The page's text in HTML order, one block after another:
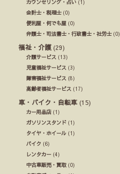
カウンセリング・占い (1)
会計士・税理士(0)
便利屋・何でも屋 (0)
弁護士・司法書士・行政書士・社労士(0)
福祉・介護(29)
介護サービス (13)
児童福祉サービス (3)
障害福祉サービス (8)
高齢者福祉サービス (17)
車・バイク・自転車 (15)
カー用品店 (1)
ガソリンスタンド (1)
タイヤ・ホイール (1)
バイク (6)
レンタカー (4)
中古車販売・買取 (0)